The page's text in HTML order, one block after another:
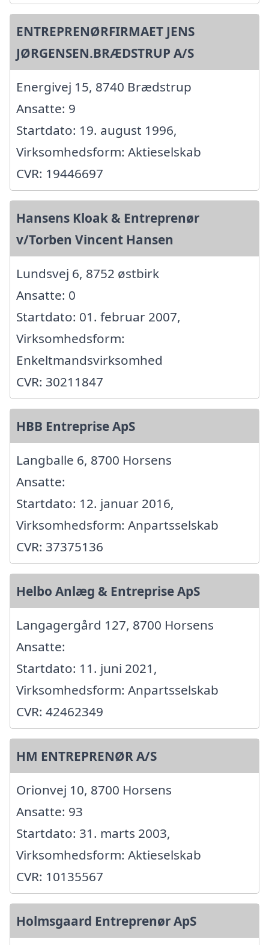
ENTREPRENØRFIRMAET JENS
JØRGENSEN.BRÆDSTRUP A/S
Energivej 15, 8740 Brædstrup
Ansatte: 9
Startdato: 19. august 1996,
Virksomhedsform: Aktieselskab
CVR: 19446697
Hansens Kloak & Entreprenør
v/Torben Vincent Hansen
Lundsvej 6, 8752 østbirk
Ansatte: 0
Startdato: 01. februar 2007,
Virksomhedsform:
Enkeltmandsvirksomhed
CVR: 30211847
HBB Entreprise ApS
Langballe 6, 8700 Horsens
Ansatte:
Startdato: 12. januar 2016,
Virksomhedsform: Anpartsselskab
CVR: 37375136
Helbo Anlæg & Entreprise ApS
Langagergård 127, 8700 Horsens
Ansatte:
Startdato: 11. juni 2021,
Virksomhedsform: Anpartsselskab
CVR: 42462349
HM ENTREPRENØR A/S
Orionvej 10, 8700 Horsens
Ansatte: 93
Startdato: 31. marts 2003,
Virksomhedsform: Aktieselskab
CVR: 10135567
Holmsgaard Entreprenør ApS